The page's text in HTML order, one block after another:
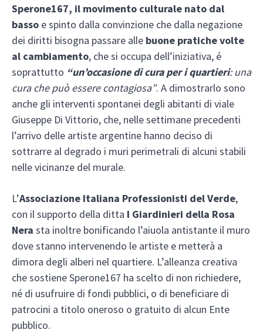
Sperone167, il movimento culturale nato dal
basso e spinto dalla convinzione che dalla negazione
dei diritti bisogna passare alle buone pratiche volte
al cambiamento, che si occupa dell’iniziativa, é
soprattutto “un’occasione di cura per i quartieri: una
cura che può essere contagiosa”. A dimostrarlo sono
anche gli interventi spontanei degli abitanti di viale
Giuseppe Di Vittorio, che, nelle settimane precedenti
l’arrivo delle artiste argentine hanno deciso di
sottrarre al degrado i muri perimetrali di alcuni stabili
nelle vicinanze del murale.
L’Associazione Italiana Professionisti del Verde,
con il supporto della ditta I Giardinieri della Rosa
Nera sta inoltre bonificando l’aiuola antistante il muro
dove stanno intervenendo le artiste e metterà a
dimora degli alberi nel quartiere. L’alleanza creativa
che sostiene Sperone167 ha scelto di non richiedere,
né di usufruire di fondi pubblici, o di beneficiare di
patrocini a titolo oneroso o gratuito di alcun Ente
pubblico.